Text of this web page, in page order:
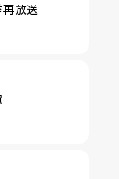
放送